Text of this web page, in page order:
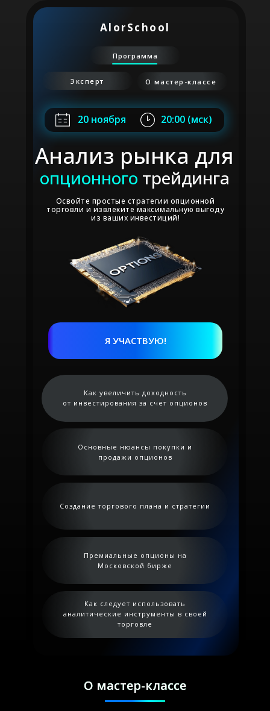
AlorSchool
Освойте простые стратегии опционной
торговли и извлеките максимальную выгоду
из ваших инвестиций!
Я УЧАСТВУЮ!
Анализ рынка для
опционного трейдинга
Как увеличить доходность
от инвестирования за счет опционов
Как следует использовать
аналитические инструменты в своей
торговле
Создание торгового плана и стратегии
Основные нюансы покупки и
продажи опционов
20:00 (мск)
20 ноября
Программа
Эксперт О мастер-классе
Премиальные опционы на
Московской бирже
О мастер-классе